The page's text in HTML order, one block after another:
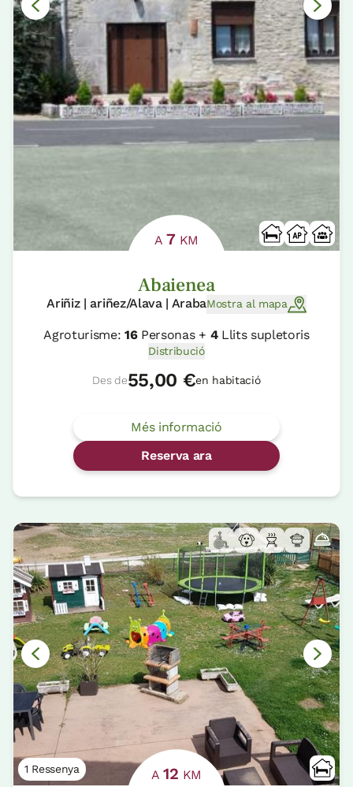
A7 KM
Abaienea
Ariñiz | ariñez/Alava | ArabaMostra al mapa
Agroturisme:16Personas + 4Llits supletoris
Distribució
Des de55,00 €en habitació
Més informació
Reserva ara
1 Ressenya A12 KM